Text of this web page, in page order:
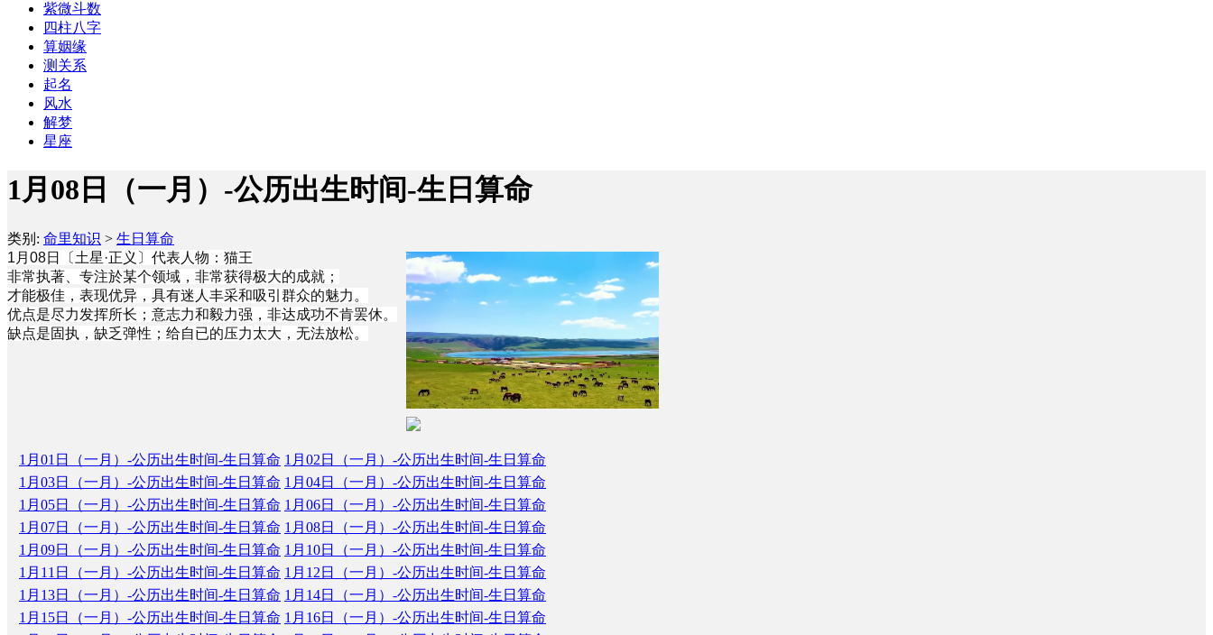
紫微斗数
四柱八字
算姻缘
测关系
起名
风水
解梦
星座
1月08日（一月）-公历出生时间-生日算命
类别: 命里知识 > 生日算命
1月08日〔土星 ·正义〕代表人物：猫王
非常执著、专注於某个领域，非常获得极大的成就；
才能极佳，表现优异，具有迷人丰采和吸引群众的魅力。
优点是尽力发挥所长；意志力和毅力强，非达成功不肯罢休。
缺点是固执，缺乏弹性；给自已的压力太大，无法放松。
1月01日（一月）-公历出生时间-生日算命 1月02日（一月）-公历出生时间-生日算命
1月03日（一月）-公历出生时间-生日算命 1月04日（一月）-公历出生时间-生日算命
1月05日（一月）-公历出生时间-生日算命 1月06日（一月）-公历出生时间-生日算命
1月07日（一月）-公历出生时间-生日算命 1月08日（一月）-公历出生时间-生日算命
1月09日（一月）-公历出生时间-生日算命 1月10日（一月）-公历出生时间-生日算命
1月11日（一月）-公历出生时间-生日算命 1月12日（一月）-公历出生时间-生日算命
1月13日（一月）-公历出生时间-生日算命 1月14日（一月）-公历出生时间-生日算命
1月15日（一月）-公历出生时间-生日算命 1月16日（一月）-公历出生时间-生日算命